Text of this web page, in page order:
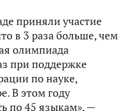
приняли участие
в 3 раза больше, чем
олимпиада
при поддержке
по науке,
В этом году
по 45 языкам», —